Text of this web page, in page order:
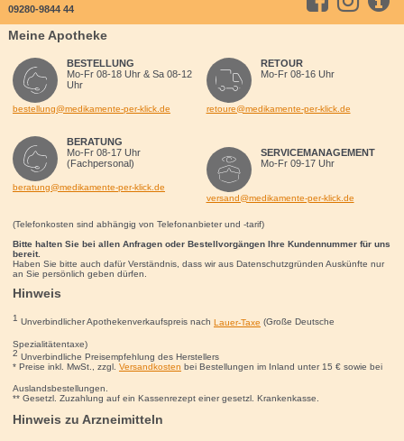
09280-9844 44
Meine Apotheke
BESTELLUNG
Mo-Fr 08-18 Uhr & Sa 08-12
Uhr
bestellung@medikamente-per-klick.de
BERATUNG
Mo-Fr 08-17 Uhr
(Fachpersonal)
beratung@medikamente-per-klick.de
RETOUR
Mo-Fr 08-16 Uhr
retoure@medikamente-per-klick.de
SERVICEMANAGEMENT
Mo-Fr 09-17 Uhr
versand@medikamente-per-klick.de
(Telefonkosten sind abhängig von Telefonanbieter und -tarif)
Bitte halten Sie bei allen Anfragen oder Bestellvorgängen Ihre Kundennummer für uns
bereit.
Haben Sie bitte auch dafür Verständnis, dass wir aus Datenschutzgründen Auskünfte nur
an Sie persönlich geben dürfen.
Hinweis
1 Unverbindlicher Apothekenverkaufspreis nach Lauer-Taxe (Große Deutsche
Spezialitätentaxe)
2 Unverbindliche Preisempfehlung des Herstellers
* Preise inkl. MwSt., zzgl. Versandkosten bei Bestellungen im Inland unter 15 €sowie bei
Auslandsbestellungen.
** Gesetzl. Zuzahlung auf ein Kassenrezept einer gesetzl. Krankenkasse.
Hinweis zu Arzneimitteln